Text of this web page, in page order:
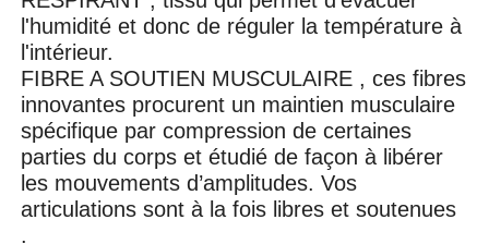
l'humidité et donc de réguler la température à
l'intérieur.
FIBRE A SOUTIEN MUSCULAIRE , ces fibres
innovantes procurent un maintien musculaire
spécifique par compression de certaines
parties du corps et étudié de façon à libérer
les mouvements d’amplitudes. Vos
articulations sont à la fois libres et soutenues
.